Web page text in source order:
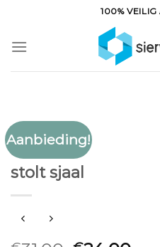
inhoud
100% VEILIG
Aanbieding!
STOLT SJAAL
stolt sjaal